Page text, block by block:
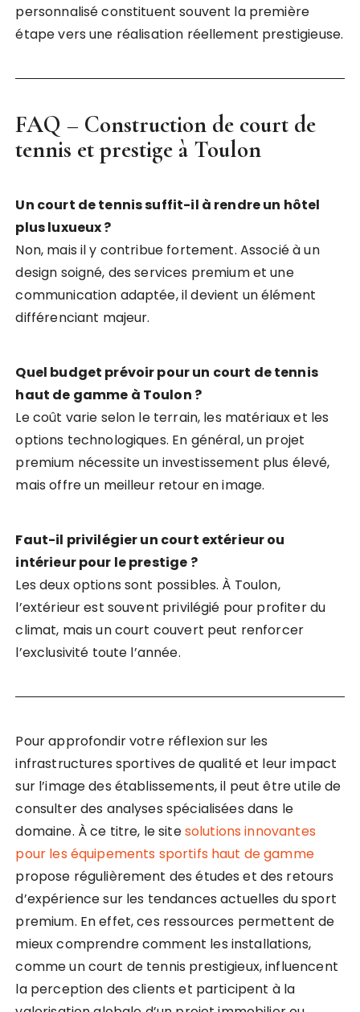
personnalisé constituent souvent la première
étape vers une réalisation réellement prestigieuse.
FAQ – Construction de court de
tennis et prestige à Toulon
Un court de tennis suffit-il à rendre un hôtel
plus luxueux ?
Non, mais il y contribue fortement. Associé à un
design soigné, des services premium et une
communication adaptée, il devient un élément
différenciant majeur.
Quel budget prévoir pour un court de tennis
haut de gamme à Toulon ?
Le coût varie selon le terrain, les matériaux et les
options technologiques. En général, un projet
premium nécessite un investissement plus élevé,
mais offre un meilleur retour en image.
Faut-il privilégier un court extérieur ou
intérieur pour le prestige ?
Les deux options sont possibles. À Toulon,
l’extérieur est souvent privilégié pour profiter du
climat, mais un court couvert peut renforcer
l’exclusivité toute l’année.
Pour approfondir votre réflexion sur les
infrastructures sportives de qualité et leur impact
sur l’image des établissements, il peut être utile de
consulter des analyses spécialisées dans le
domaine. À ce titre, le sitesolutions innovantes
pour les équipements sportifs haut de gamme
propose régulièrement des études et des retours
d’expérience sur les tendances actuelles du sport
premium. En effet, ces ressources permettent de
mieux comprendre comment les installations,
comme un court de tennis prestigieux, influencent
la perception des clients et participent à la